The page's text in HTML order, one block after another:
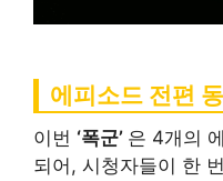
에피소드 전편
이번 ‘폭군’ 은 4개의
되어, 시청자들이 한